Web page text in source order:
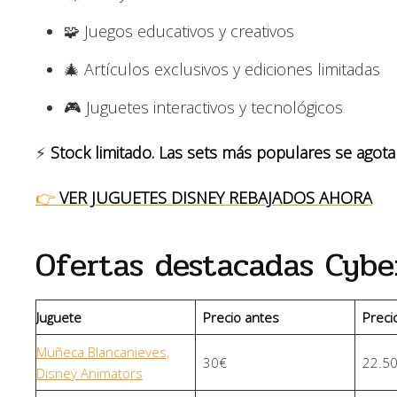
🧩 Juegos educativos y creativos
🎄 Artículos exclusivos y ediciones limitadas
🎮 Juguetes interactivos y tecnológicos
⚡ Stock limitado. Las sets más populares se
👉 VER JUGUETES DISNEY REBAJADOS AHORA
Ofertas destacadas
Juguete Precio antes
Muñeca Blancanieves,
Disney Animators
30€